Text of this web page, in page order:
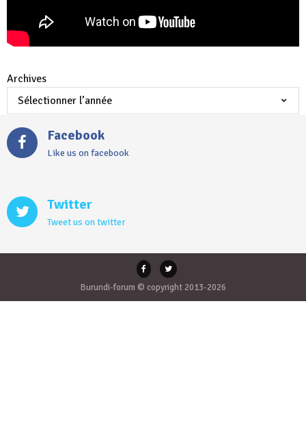
Archives
Facebook
Like us on facebook
Twitter
Tweet us on twitter
Burundi-forum © copyright 2013-2026